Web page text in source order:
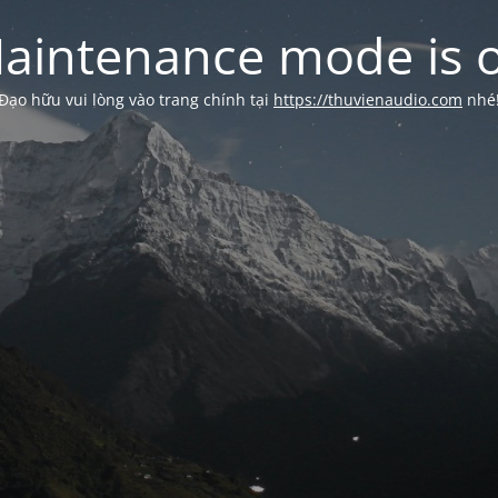
mode is
hữu vui lòng vào trang chính tại https://thuvienaudio.com